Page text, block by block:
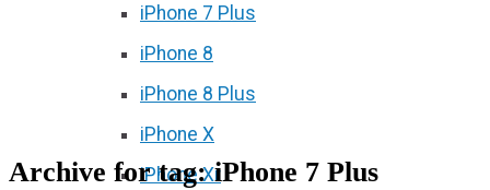
iPhone 7 Plus
iPhone 8
iPhone 8 Plus
iPhone X
iPhone Xr
Archive for tag: iPhone 7 Plus